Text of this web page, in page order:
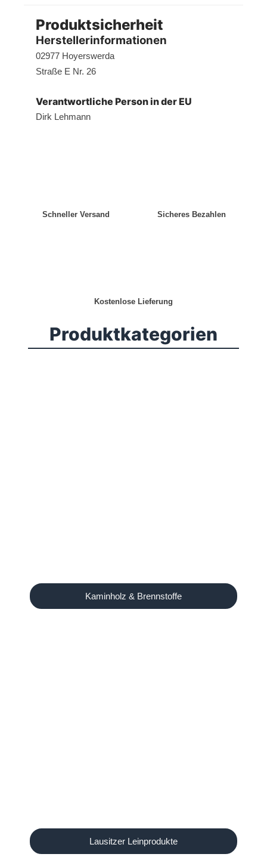
Produktsicherheit
Herstellerinformationen
02977 Hoyerswerda
Straße E Nr. 26
Verantwortliche Person in der EU
Dirk Lehmann
Schneller Versand Sicheres Bezahlen
Kostenlose Lieferung
Produktkategorien
Kaminholz & Brennstoffe
Lausitzer Leinprodukte